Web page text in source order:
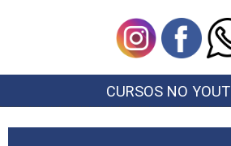
CURSOS NO